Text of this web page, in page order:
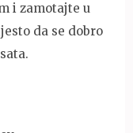
i zamotajte u
da se dobro